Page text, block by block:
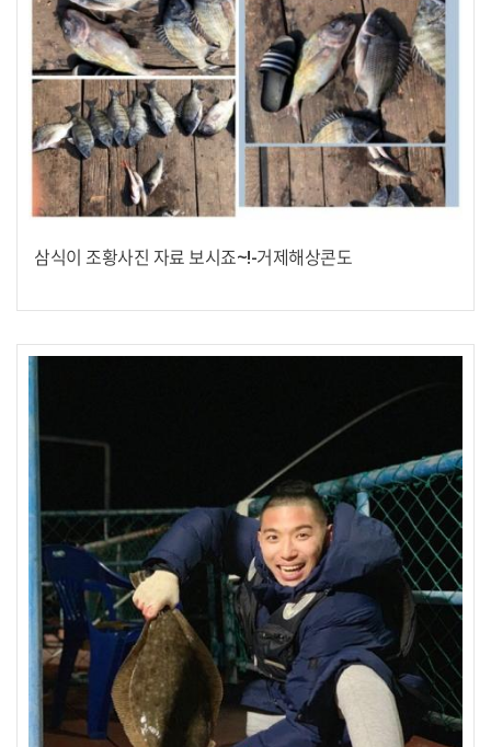
삼식이 조황사진 자료 보시죠~!-거제해상콘도